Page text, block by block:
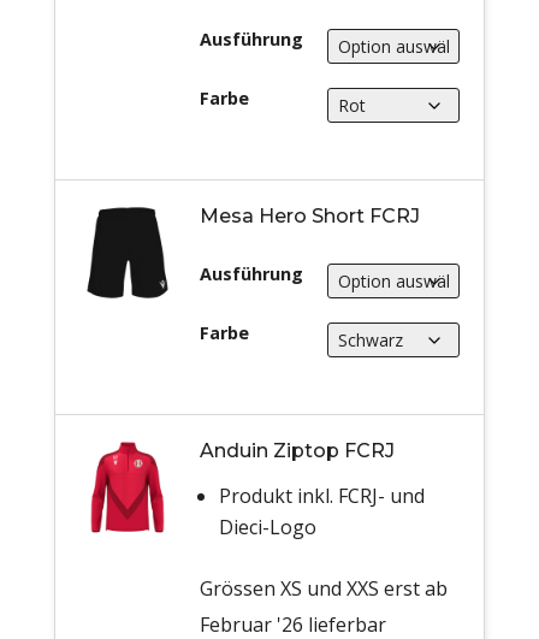
Ausführung
Farbe
Mesa Hero Short FCRJ
Ausführung
Farbe
Anduin Ziptop FCRJ
Produkt inkl. FCRJ- und
Dieci-Logo
Grössen XS und XXS erst ab
Februar '26 lieferbar